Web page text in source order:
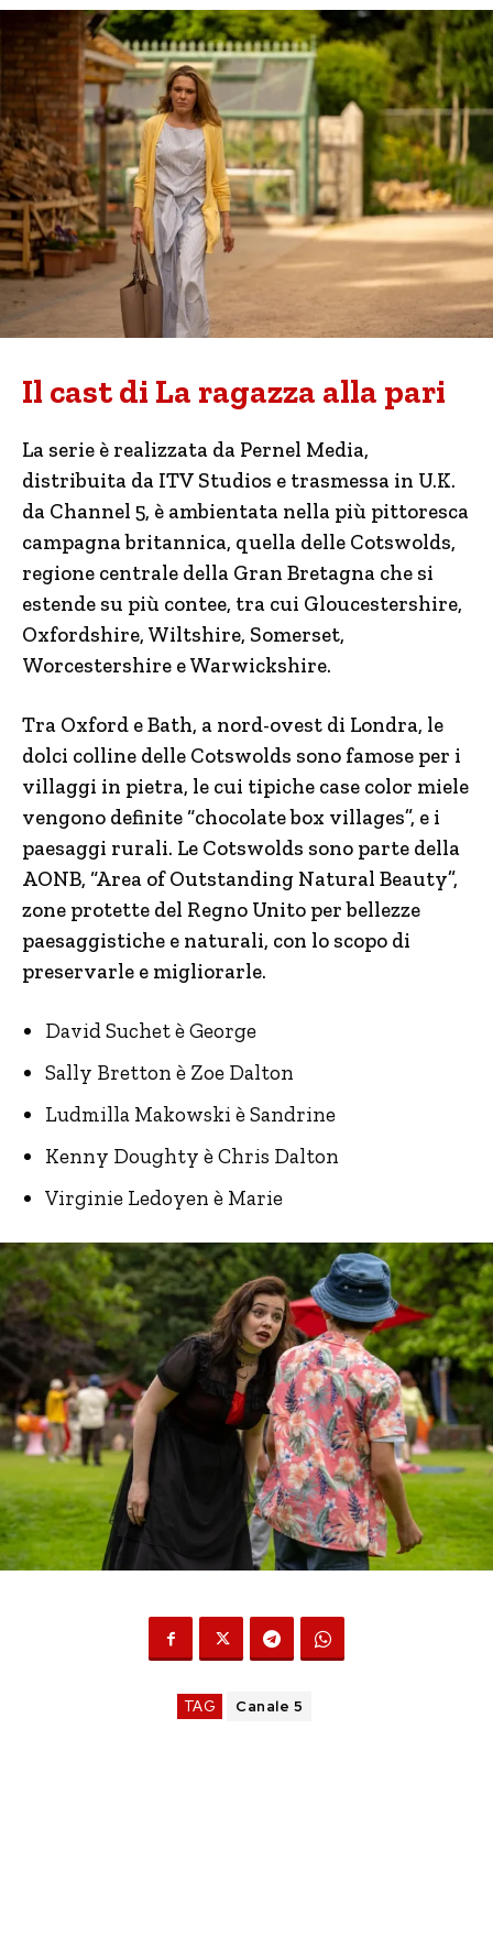
Il cast di La ragazza alla pari
La serie è realizzata da Pernel Media,
distribuita da ITV Studios e trasmessa in U.K.
da Channel 5, è ambientata nella più pittoresca
campagna britannica, quella delle Cotswolds,
regione centrale della Gran Bretagna che si
estende su più contee, tra cui Gloucestershire,
Oxfordshire, Wiltshire, Somerset,
Worcestershire e Warwickshire.
Tra Oxford e Bath, a nord-ovest di Londra, le
dolci colline delle Cotswolds sono famose per i
villaggi in pietra, le cui tipiche case color miele
vengono definite “chocolate box villages”, e i
paesaggi rurali. Le Cotswolds sono parte della
AONB, “Area of Outstanding Natural Beauty”,
zone protette del Regno Unito per bellezze
paesaggistiche e naturali, con lo scopo di
preservarle e migliorarle.
David Suchet è George
Sally Bretton è Zoe Dalton
Ludmilla Makowski è Sandrine
Kenny Doughty è Chris Dalton
Virginie Ledoyen è Marie
TAG Canale 5